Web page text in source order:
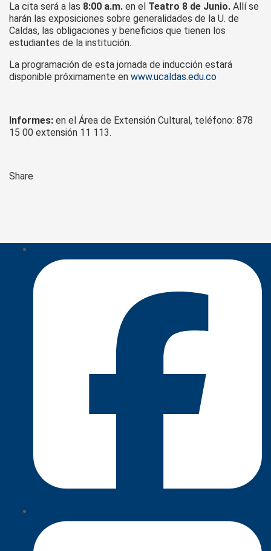
La cita será a las 8:00 a.m. en el Teatro 8 de Junio. Allí se
harán las exposiciones sobre generalidades de la U. de
Caldas, las obligaciones y beneficios que tienen los
estudiantes de la institución.
La programación de esta jornada de inducción estará
disponible próximamente en www.ucaldas.edu.co
Informes: en el Área de Extensión Cultural, teléfono: 878
15 00 extensión 11 113.
Share